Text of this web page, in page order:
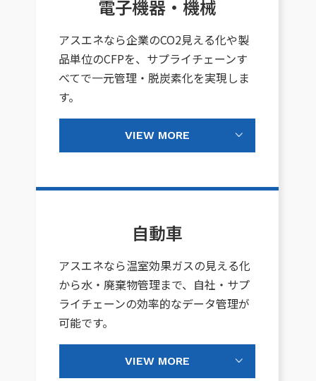
電子機器・機械
アスエネなら企業のCO2見える化や製
品単位のCFPを、サプライチェーンす
べてで一元管理・脱炭素化を実現しま
す。
VIEW MORE
自動車
アスエネなら温室効果ガスの見える化
から水・廃棄物管理まで、自社・サプ
ライチェーンの効率的なデータ管理が
可能です。
VIEW MORE